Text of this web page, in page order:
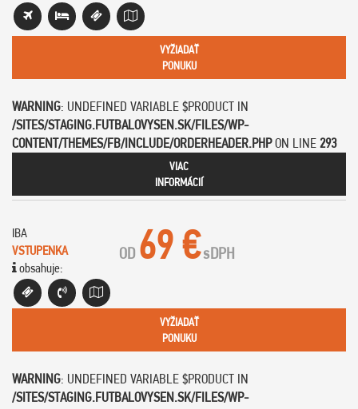
VYŽIADAŤ
PONUKU
WARNING: UNDEFINED VARIABLE $PRODUCT IN
/SITES/STAGING.FUTBALOVYSEN.SK/FILES/WP-
CONTENT/THEMES/FB/INCLUDE/ORDERHEADER.PHPON LINE 293
VIAC
INFORMÁCIÍ
IBA
VSTUPENKA
obsahuje:
OD 69 €sDPH
VYŽIADAŤ
PONUKU
WARNING: UNDEFINED VARIABLE $PRODUCT IN
/SITES/STAGING.FUTBALOVYSEN.SK/FILES/WP-